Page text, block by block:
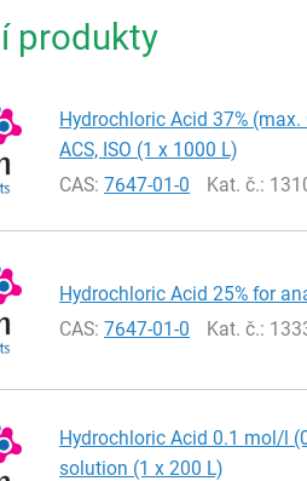
produkty
Hydrochloric Acid 37%
ACS, ISO (1 x 1000 L)
CAS:7647-01-0 Kat. č.:
Hydrochloric Acid 25% for
CAS:7647-01-0 Kat. č.:
Hydrochloric Acid 0.1 mol/l
solution (1 x 200 L)